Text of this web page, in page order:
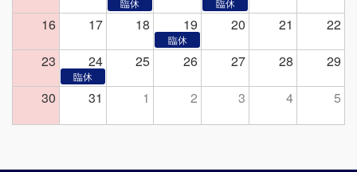
16
17 18 19 20 21
22
23
24 25 26 27 28
29
30
31 1 2 3 4 5